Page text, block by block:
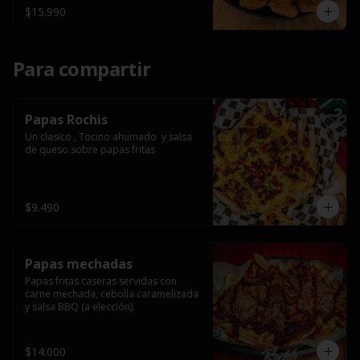
$15.990
Para compartir
Papas Rochis
Un clasico , Tocino ahumado  y salsa
de queso sobre papas fritas
$9.490
Papas mechadas
Papas fritas caseras servidas con
carne mechada, cebolla caramelizada
y salsa BBQ (a elección).
$14.000